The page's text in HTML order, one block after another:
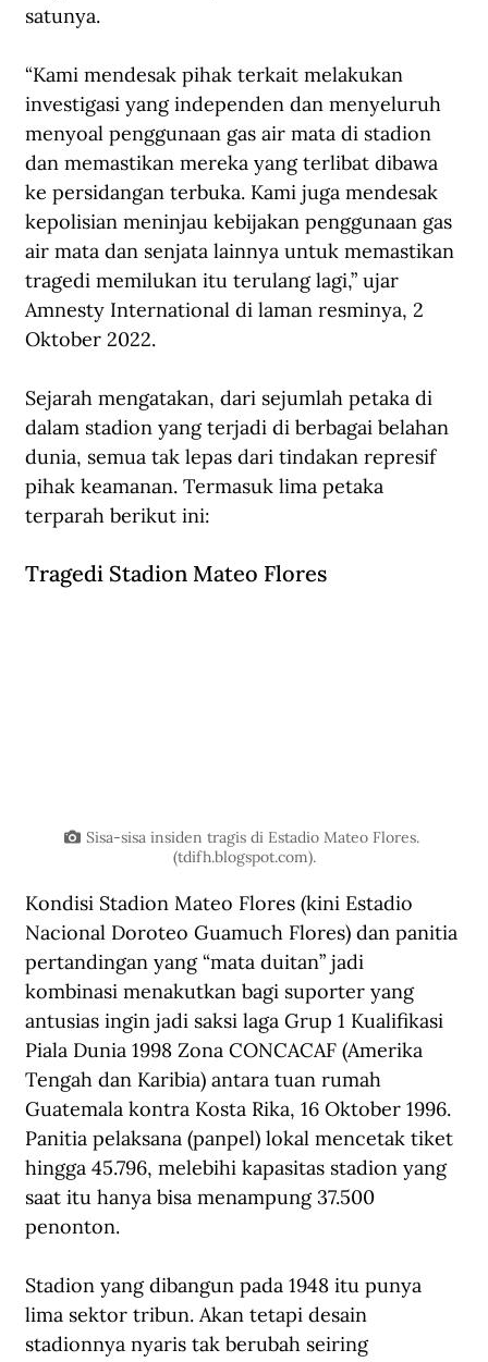
satunya.
“Kami mendesak pihak terkait melakukan
investigasi yang independen dan menyeluruh
menyoal penggunaan gas air mata di stadion
dan memastikan mereka yang terlibat dibawa
ke persidangan terbuka. Kami juga mendesak
kepolisian meninjau kebijakan penggunaan gas
air mata dan senjata lainnya untuk memastikan
tragedi memilukan itu terulang lagi,” ujar
Amnesty International di laman resminya, 2
Oktober 2022.
Sejarah mengatakan, dari sejumlah petaka di
dalam stadion yang terjadi di berbagai belahan
dunia, semua tak lepas dari tindakan represif
pihak keamanan. Termasuk lima petaka
terparah berikut ini:
Tragedi Stadion Mateo Flores
Sisa-sisa insiden tragis di Estadio Mateo Flores.
(tdifh.blogspot.com).
Kondisi Stadion Mateo Flores (kini Estadio
Nacional Doroteo Guamuch Flores) dan panitia
pertandingan yang “mata duitan” jadi
kombinasi menakutkan bagi suporter yang
antusias ingin jadi saksi laga Grup 1 Kualifikasi
Piala Dunia 1998 Zona CONCACAF (Amerika
Tengah dan Karibia) antara tuan rumah
Guatemala kontra Kosta Rika, 16 Oktober 1996.
Panitia pelaksana (panpel) lokal mencetak tiket
hingga 45.796, melebihi kapasitas stadion yang
saat itu hanya bisa menampung 37.500
penonton.
Stadion yang dibangun pada 1948 itu punya
lima sektor tribun. Akan tetapi desain
stadionnya nyaris tak berubah seiring